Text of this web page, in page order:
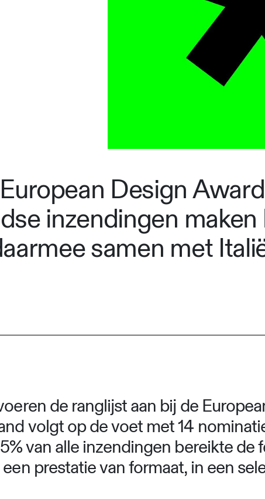
Design
inzendingen maken
samen met
de ranglijst aan bij de
volgt op de voet met 14
van alle inzendingen bereikte de
prestatie van formaat, in een